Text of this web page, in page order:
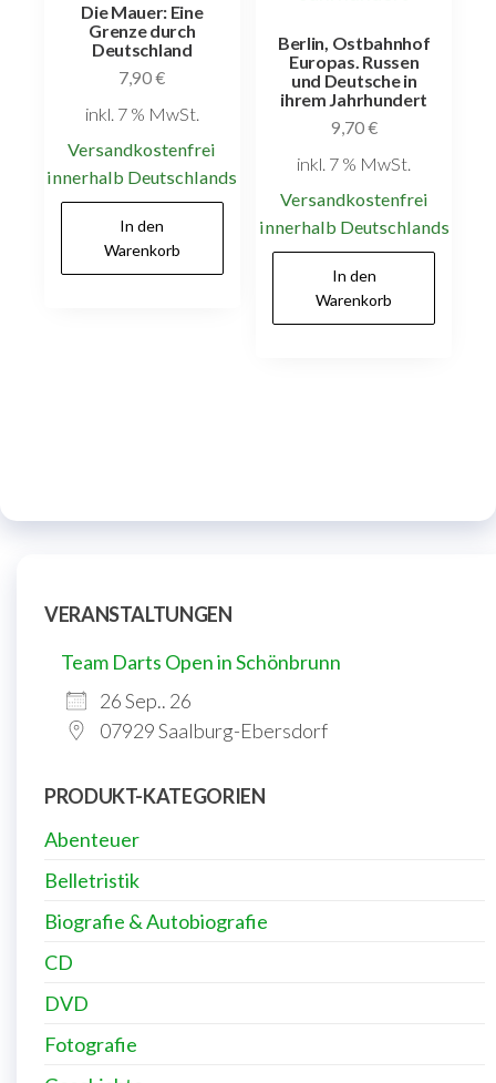
Die Mauer: Eine
Grenze durch
Deutschland
7,90€
inkl. 7 % MwSt.
Versandkostenfrei
innerhalb Deutschlands
In den
Warenkorb
Berlin, Ostbahnhof
Europas. Russen
und Deutsche in
ihrem Jahrhundert
9,70€
inkl. 7 % MwSt.
Versandkostenfrei
innerhalb Deutschlands
In den
Warenkorb
VERANSTALTUNGEN
Team Darts Open in Schönbrunn
26 Sep.. 26
07929 Saalburg-Ebersdorf
PRODUKT-KATEGORIEN
Abenteuer
Belletristik
Biografie & Autobiografie
CD
DVD
Fotografie